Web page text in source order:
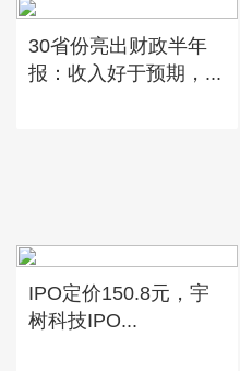
30省份亮出财政半年
报：收入好于预期，...
IPO定价150.8元，宇
树科技IPO...